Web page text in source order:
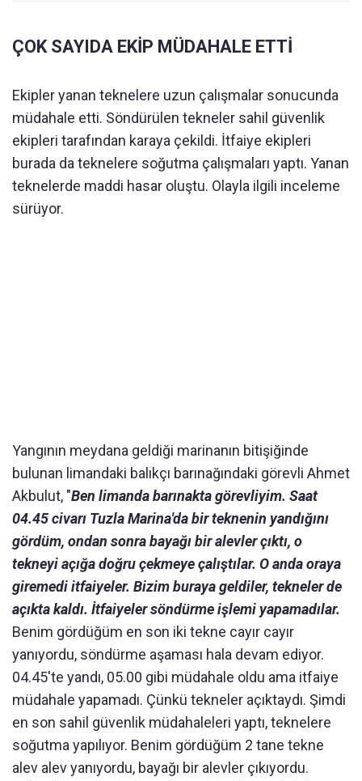
ÇOK SAYIDA EKİP MÜDAHALE ETTİ
Ekipler yanan teknelere uzun çalışmalar sonucunda
müdahale etti. Söndürülen tekneler sahil güvenlik
ekipleri tarafından karaya çekildi. İtfaiye ekipleri
burada da teknelere soğutma çalışmaları yaptı. Yanan
teknelerde maddi hasar oluştu. Olayla ilgili inceleme
sürüyor.
Yangının meydana geldiği marinanın bitişiğinde
bulunan limandaki balıkçı barınağındaki görevli Ahmet
Akbulut, "Ben limanda barınakta görevliyim. Saat
04.45 civarı Tuzla Marina'da bir teknenin yandığını
gördüm, ondan sonra bayağı bir alevler çıktı, o
tekneyi açığa doğru çekmeye çalıştılar. O anda oraya
giremedi itfaiyeler. Bizim buraya geldiler, tekneler de
açıkta kaldı. İtfaiyeler söndürme işlemi yapamadılar.
Benim gördüğüm en son iki tekne cayır cayır
yanıyordu, söndürme aşaması hala devam ediyor.
04.45'te yandı, 05.00 gibi müdahale oldu ama itfaiye
müdahale yapamadı. Çünkü tekneler açıktaydı. Şimdi
en son sahil güvenlik müdahaleleri yaptı, teknelere
soğutma yapılıyor. Benim gördüğüm 2 tane tekne
alev alev yanıyordu, bayağı bir alevler çıkıyordu.